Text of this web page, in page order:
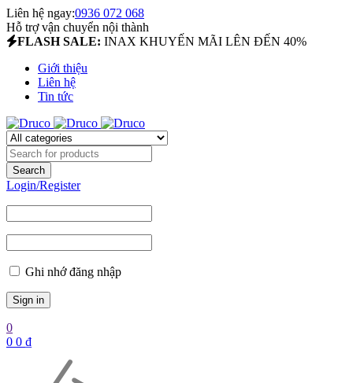
Liên hệ ngay:0936 072 068
Hỗ trợ vận chuyển nội thành
FLASH SALE: INAX KHUYẾN MÃI LÊN ĐẾN 40%
Giới thiệu
Liên hệ
Tin tức
Login/Register
Ghi nhớ đăng nhập
0
0 0 ₫